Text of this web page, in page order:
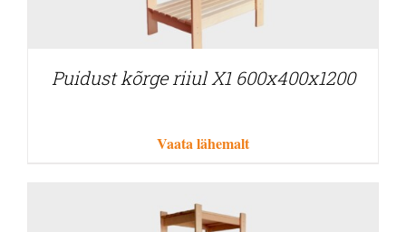
Puidust kõrge riiul X1 600x400x1200
Vaata lähemalt